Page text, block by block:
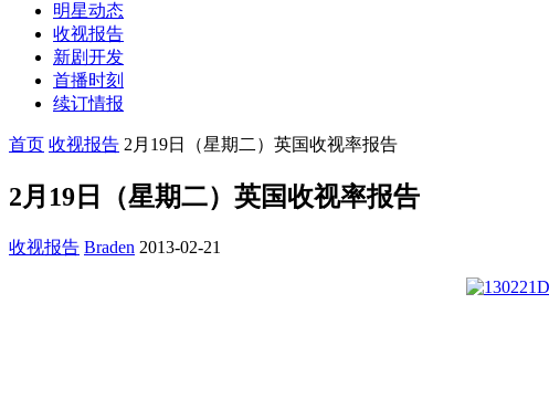
明星动态
收视报告
新剧开发
首播时刻
续订情报
首页 收视报告 2月19日（星期二）英国收视率报告
2月19日（星期二）英国收视率报告
收视报告 Braden 2013-02-21